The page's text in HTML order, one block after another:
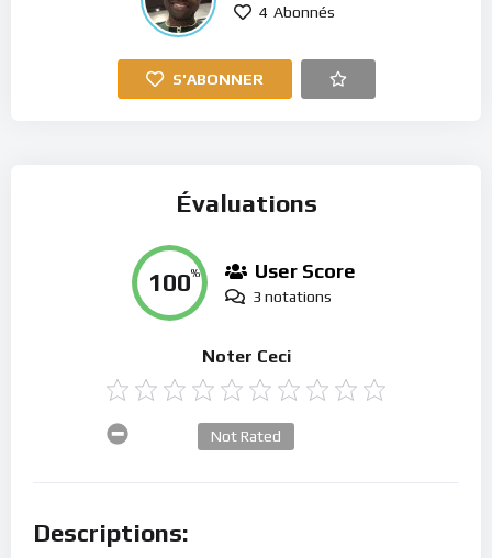
4 Abonnés
S'ABONNER
Évaluations
100% User Score
3 notations
Noter Ceci
Not Rated
Descriptions: